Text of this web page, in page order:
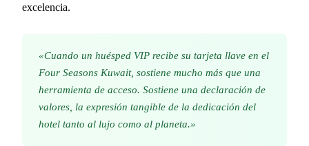
excelencia.
«Cuando un huésped VIP recibe su tarjeta llave en el
Four Seasons Kuwait, sostiene mucho más que una
herramienta de acceso. Sostiene una declaración de
valores, la expresión tangible de la dedicación del
hotel tanto al lujo como al planeta.»